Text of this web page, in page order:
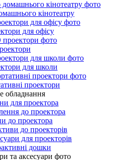
кінотеатру
для офісу
для школи
проектори
обладнання
для проектора
до проектора
до проектора
до проекторів
для проекторів
дошки